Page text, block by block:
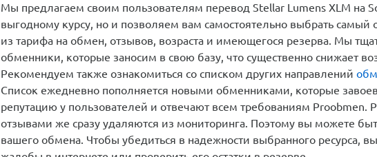
Мы предлагаем своим пользователям перевод Stellar Lumens XLM на
выгодному курсу, но и позволяем вам самостоятельно выбрать
из тарифа на обмен, отзывов, возраста и имеющегося резерва. Мы
обменники, которые заносим в свою базу, что существенно снижает
Рекомендуем также ознакомиться со списком других направлений
Список ежедневно пополняется новыми обменниками, которые
репутацию у пользователей и отвечают всем требованиям Proobmen.
отзывами же сразу удаляются из мониторинга. Поэтому вы можете
вашего обмена. Чтобы убедиться в надежности выбранного ресурса,